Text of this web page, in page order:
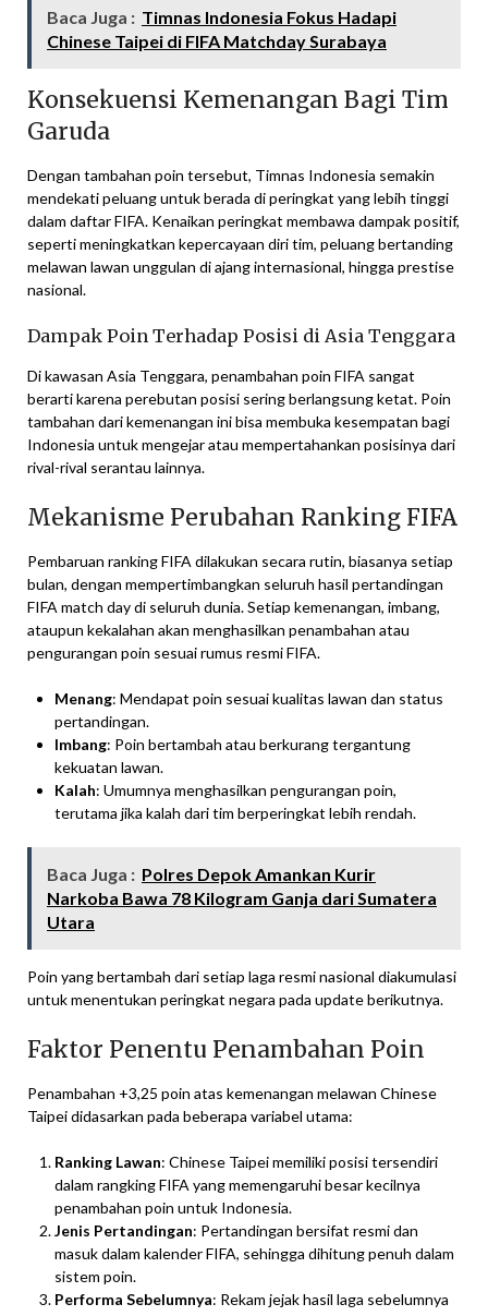
Baca Juga : Timnas Indonesia Fokus Hadapi
Chinese Taipei di FIFA Matchday Surabaya
Konsekuensi Kemenangan Bagi Tim
Garuda
Dengan tambahan poin tersebut, Timnas Indonesia semakin
mendekati peluang untuk berada di peringkat yang lebih tinggi
dalam daftar FIFA. Kenaikan peringkat membawa dampak positif,
seperti meningkatkan kepercayaan diri tim, peluang bertanding
melawan lawan unggulan di ajang internasional, hingga prestise
nasional.
Dampak Poin Terhadap Posisi di Asia Tenggara
Di kawasan Asia Tenggara, penambahan poin FIFA sangat
berarti karena perebutan posisi sering berlangsung ketat. Poin
tambahan dari kemenangan ini bisa membuka kesempatan bagi
Indonesia untuk mengejar atau mempertahankan posisinya dari
rival-rival serantau lainnya.
Mekanisme Perubahan Ranking FIFA
Pembaruan ranking FIFA dilakukan secara rutin, biasanya setiap
bulan, dengan mempertimbangkan seluruh hasil pertandingan
FIFA match day di seluruh dunia. Setiap kemenangan, imbang,
ataupun kekalahan akan menghasilkan penambahan atau
pengurangan poin sesuai rumus resmi FIFA.
Menang: Mendapat poin sesuai kualitas lawan dan status
pertandingan.
Imbang: Poin bertambah atau berkurang tergantung
kekuatan lawan.
Kalah: Umumnya menghasilkan pengurangan poin,
terutama jika kalah dari tim berperingkat lebih rendah.
Baca Juga : Polres Depok Amankan Kurir
Narkoba Bawa 78 Kilogram Ganja dari Sumatera
Utara
Poin yang bertambah dari setiap laga resmi nasional diakumulasi
untuk menentukan peringkat negara pada update berikutnya.
Faktor Penentu Penambahan Poin
Penambahan +3,25 poin atas kemenangan melawan Chinese
Taipei didasarkan pada beberapa variabel utama:
Ranking Lawan: Chinese Taipei memiliki posisi tersendiri
dalam rangking FIFA yang memengaruhi besar kecilnya
penambahan poin untuk Indonesia.
Jenis Pertandingan: Pertandingan bersifat resmi dan
masuk dalam kalender FIFA, sehingga dihitung penuh dalam
sistem poin.
Performa Sebelumnya: Rekam jejak hasil laga sebelumnya